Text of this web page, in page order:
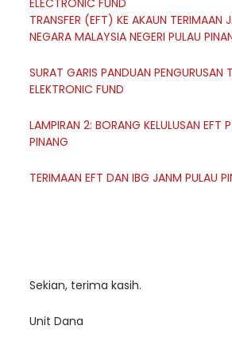
ELECTRONIC FUND
TRANSFER (EFT) KE AKAUN TERIMAAN
NEGARA MALAYSIA NEGERI PULAU
SURAT GARIS PANDUAN PENGURUSAN
ELEKTRONIC FUND
LAMPIRAN 2: BORANG KELULUSAN EFT
PINANG
TERIMAAN EFT DAN IBG JANM PULAU
Sekian, terima kasih.
Unit Dana